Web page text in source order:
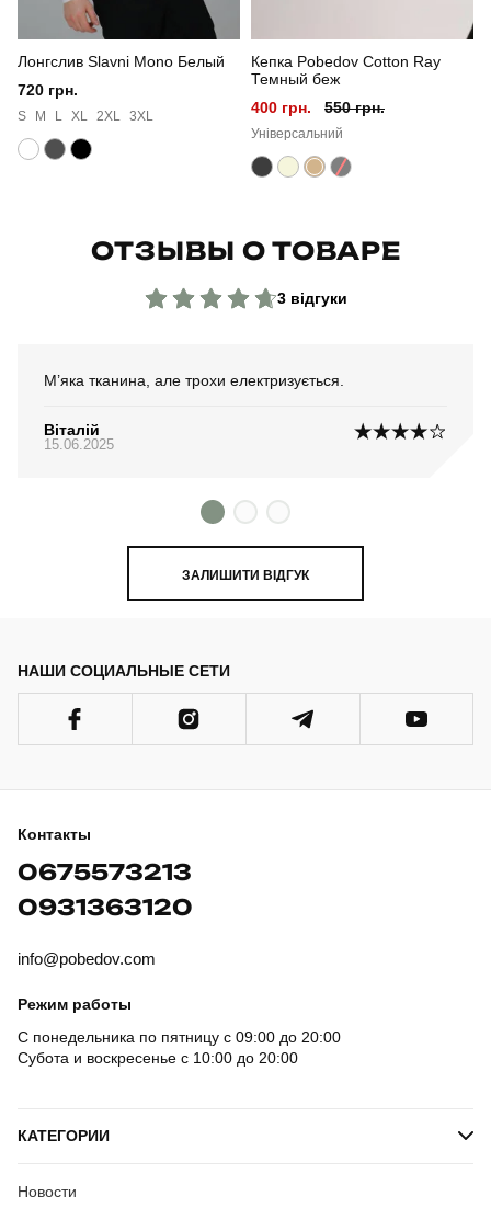
Країна - виробник
Лонгслив Slavni Mono Белый
720 грн.
S M L XL 2XL 3XL
Кепка Pobedov Cotton Ray
Темный беж
400 грн.
550 грн.
Універсальний
ОТЗЫВЫ О ТОВАРЕ
3 відгуки
М’яка тканина, але трохи електризується.
Віталій
15.06.2025
ЗАЛИШИТИ ВІДГУК
НАШИ СОЦИАЛЬНЫЕ СЕТИ
Контакты
0675573213
0931363120
info@pobedov.com
Режим работы
С понедельника по пятницу с 09:00 до 20:00
Субота и воскресенье с 10:00 до 20:00
КАТЕГОРИИ
Новости